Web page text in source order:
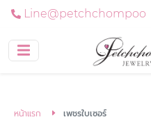
Line@petchchompoo
หน้าแรก เพชรใบเซอร์